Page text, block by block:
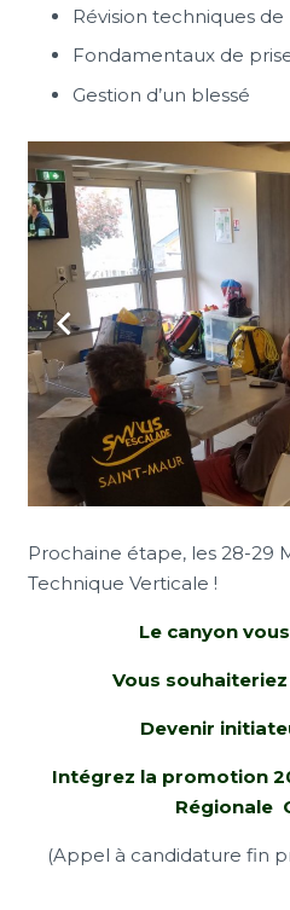
Révision techniques
Fondamentaux de
Gestion d’un blessé
Prochaine étape, les 28-29
Technique Verticale !
Le canyon
Vous
Devenir
Intégrez la promotion
Régionale
(Appel à candidature fin